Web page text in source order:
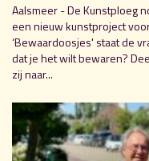
Aalsmeer - De Kunstploeg
een nieuw kunstproject
‘Bewaardoosjes' staat de
dat je het wilt bewaren?
zij naar...